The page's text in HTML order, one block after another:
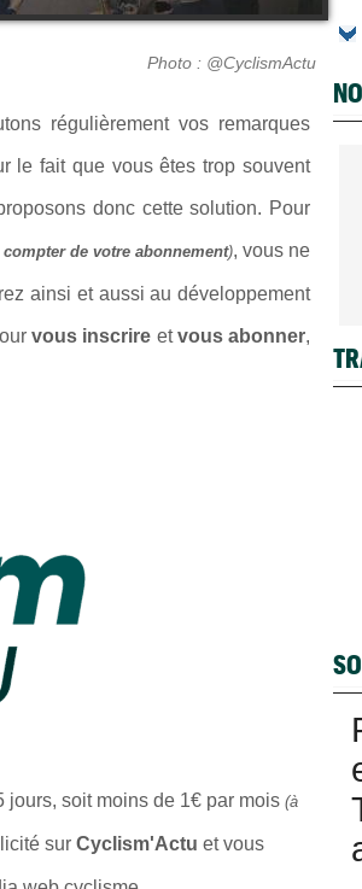
Photo : @CyclismActu
régulièrement vos remarques
le fait que vous êtes trop souvent
donc cette solution. Pour
compter de votre abonnement), vous ne
ainsi et aussi au développement
vous inscrire etvous abonner,
jours, soit moins de 1€ par mois (à
sur Cyclism'Actu et vous